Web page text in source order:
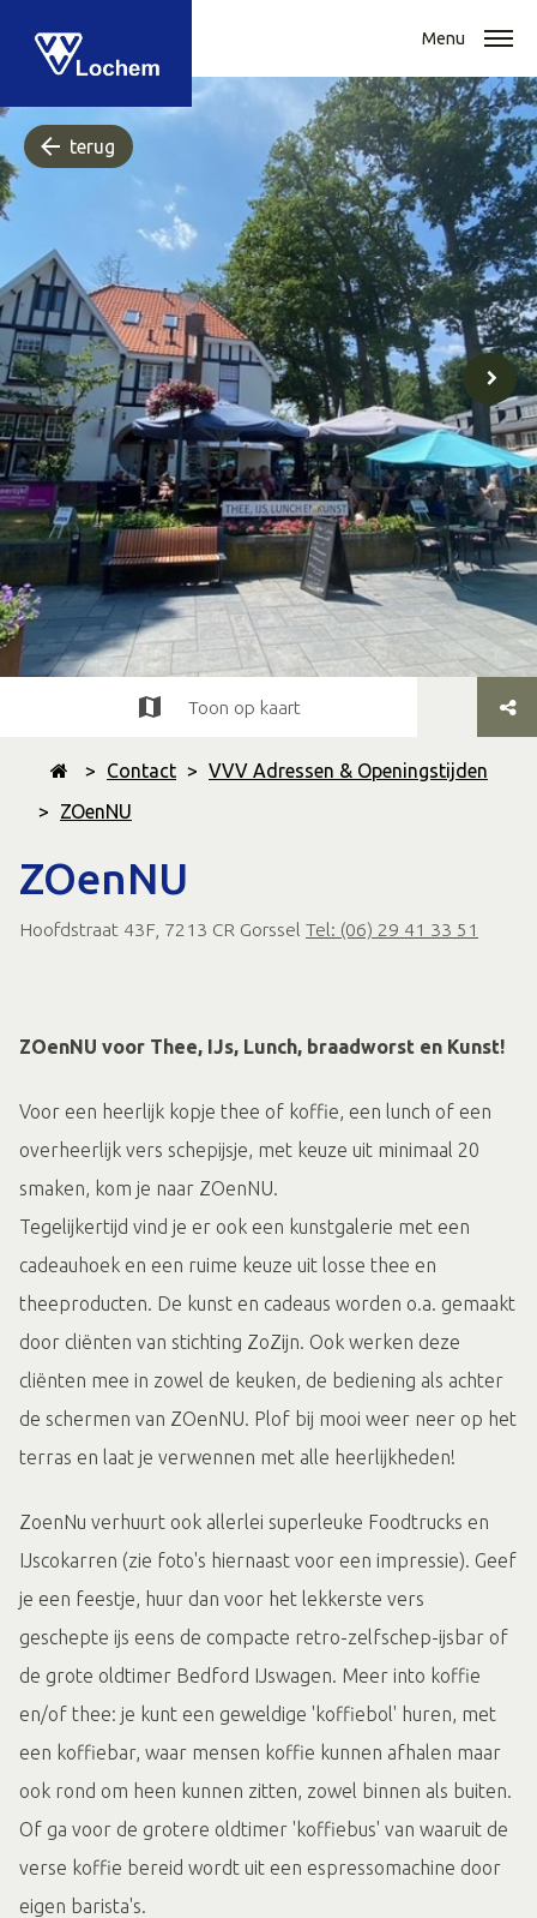
Menu
terug
> Contact > VVV Adressen & Openingstijden
>
ZOenNU
ZOenNU
Hoofdstraat 43F, 7213 CR Gorssel Tel: (06) 29 41 33 51
Toon op kaart
ZOenNU voor Thee, IJs, Lunch, braadworst en Kunst!
Voor een heerlijk kopje thee of koffie, een lunch of een
overheerlijk vers schepijsje, met keuze uit minimaal 20
smaken, kom je naar ZOenNU.
Tegelijkertijd vind je er ook een kunstgalerie met een
cadeauhoek en een ruime keuze uit losse thee en
theeproducten. De kunst en cadeaus worden o.a. gemaakt
door cliënten van stichting ZoZijn. Ook werken deze
cliënten mee in zowel de keuken, de bediening als achter
de schermen van ZOenNU. Plof bij mooi weer neer op het
terras en laat je verwennen met alle heerlijkheden!
ZoenNu verhuurt ook allerlei superleuke Foodtrucks en
IJscokarren (zie foto's hiernaast voor een impressie). Geef
je een feestje, huur dan voor het lekkerste vers
geschepte ijs eens de compacte retro-zelfschep-ijsbar of
de grote oldtimer Bedford IJswagen. Meer into koffie
en/of thee: je kunt een geweldige 'koffiebol' huren, met
een koffiebar, waar mensen koffie kunnen afhalen maar
ook rond om heen kunnen zitten, zowel binnen als buiten.
Of ga voor de grotere oldtimer 'koffiebus' van waaruit de
verse koffie bereid wordt uit een espressomachine door
eigen barista's.